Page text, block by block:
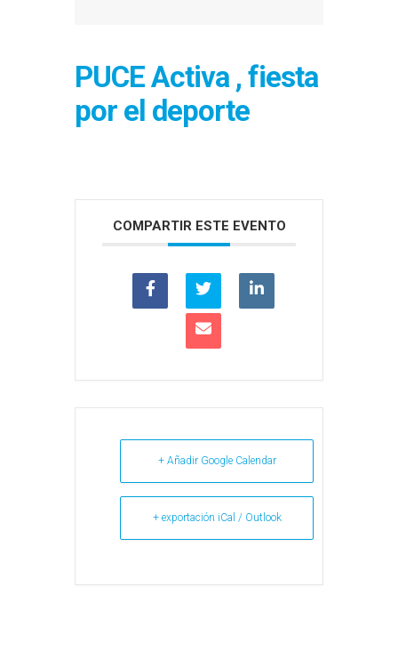
PUCE Activa , fiesta
por el deporte
COMPARTIR ESTE EVENTO
+ Añadir Google Calendar
+ exportación iCal / Outlook